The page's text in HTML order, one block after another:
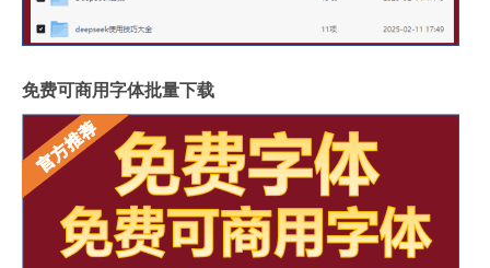
免费可商用字体批量下载